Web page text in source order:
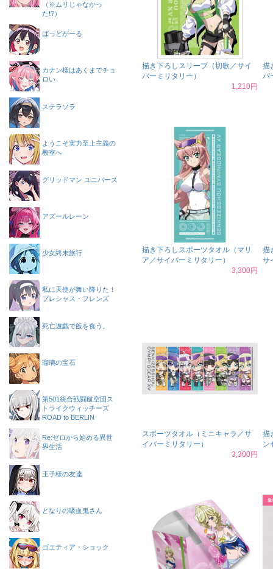
描き下ろしスリーブ（切歌／サイ
バーミリタリー）
1,210円
描
バ
描き下ろしスポーツタオル（マリ
ア／サイバーミリタリー）
3,300円
描
サ
スポーツタオル（ミニキャラ／サ
イバーミリタリー）
3,300円
描
ン
（※ムリじゃなかっ
た!?）
ばっどがーる
カナン様はあくまでチョ
ロい
ステラソラ
ようこそ実力至上主義の
教室へ
グリッドマン ユニバース
アズールレーン
少女終末旅行
私に天使が舞い降りた！
プレシャス・フレンズ
死亡遊戯で飯を食う。
瑠璃の宝石
第501統合戦闘航空団ス
トライクウィッチーズ
ROAD to BERLIN
Re:ゼロから始める異世
界生活
王子様の友達
となりの吸血鬼さん
ゴエティア・ショック